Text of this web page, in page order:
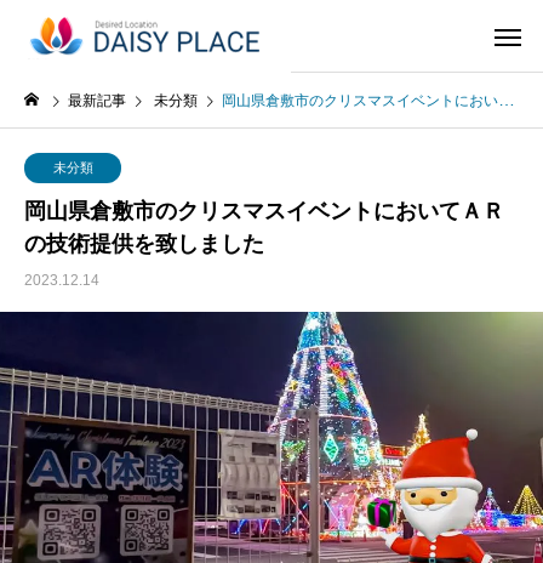
最新記事 未分類 岡山県倉敷市のクリスマスイベントにおいてＡＲの技術提供を致しました
未分類
岡山県倉敷市のクリスマスイベントにおいてＡＲ
の技術提供を致しました
2023.12.14